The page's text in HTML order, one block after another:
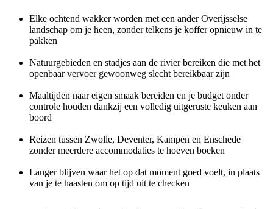
Elke ochtend wakker worden met een ander Overijsselse
landschap om je heen, zonder telkens je koffer opnieuw in te
pakken
Natuurgebieden en stadjes aan de rivier bereiken die met het
openbaar vervoer gewoonweg slecht bereikbaar zijn
Maaltijden naar eigen smaak bereiden en je budget onder
controle houden dankzij een volledig uitgeruste keuken aan
boord
Reizen tussen Zwolle, Deventer, Kampen en Enschede
zonder meerdere accommodaties te hoeven boeken
Langer blijven waar het op dat moment goed voelt, in plaats
van je te haasten om op tijd uit te checken